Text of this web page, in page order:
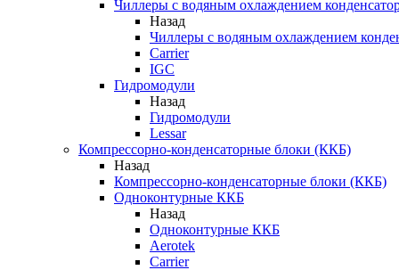
Чиллеры с водяным охлаждением
Назад
Чиллеры с водяным охлаждением
Carrier
IGC
Гидромодули
Назад
Гидромодули
Lessar
Компрессорно-конденсаторные блоки (ККБ)
Назад
Компрессорно-конденсаторные блоки (ККБ)
Одноконтурные ККБ
Назад
Одноконтурные ККБ
Aerotek
Carrier